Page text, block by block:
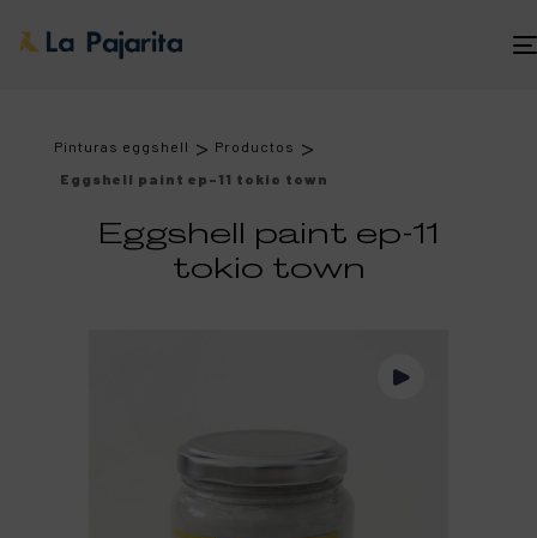
Pinturas eggshell > Productos >
Eggshell paint ep-11 tokio town
Eggshell paint ep-11
tokio town